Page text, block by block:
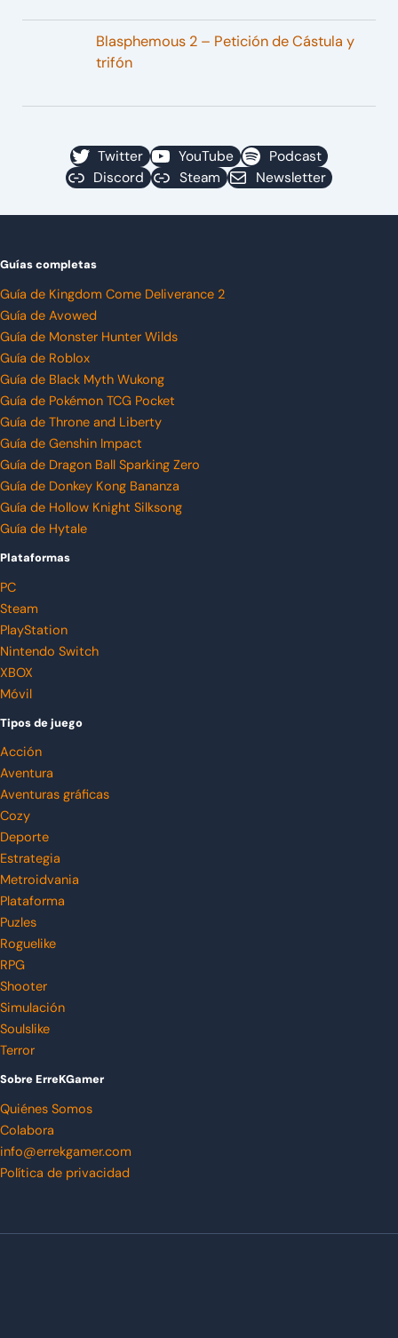
Blasphemous 2 – Petición de Cástula y
trifón
Twitter YouTube
Podcast
Discord
Steam Newsletter
Guías completas
Guía de Kingdom Come Deliverance 2
Guía de Avowed
Guía de Monster Hunter Wilds
Guía de Roblox
Guía de Black Myth Wukong
Guía de Pokémon TCG Pocket
Guía de Throne and Liberty
Guía de Genshin Impact
Guía de Dragon Ball Sparking Zero
Guía de Donkey Kong Bananza
Guía de Hollow Knight Silksong
Guía de Hytale
Plataformas
PC
Steam
PlayStation
Nintendo Switch
XBOX
Móvil
Tipos de juego
Acción
Aventura
Aventuras gráficas
Cozy
Deporte
Estrategia
Metroidvania
Plataforma
Puzles
Roguelike
RPG
Shooter
Simulación
Soulslike
Terror
Sobre ErreKGamer
Quiénes Somos
Colabora
info@errekgamer.com
Política de privacidad